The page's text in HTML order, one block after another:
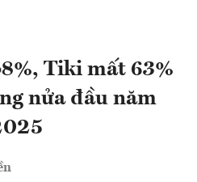
Tiki mất 63%
nửa đầu năm